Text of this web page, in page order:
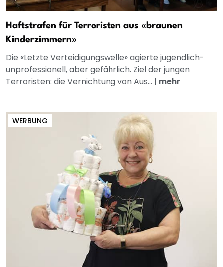
Haftstrafen für Terroristen aus «braunen
Kinderzimmern»
Die «Letzte Verteidigungswelle» agierte jugendlich-
unprofessionell, aber gefährlich. Ziel der jungen
Terroristen: die Vernichtung von Aus... | mehr
WERBUNG